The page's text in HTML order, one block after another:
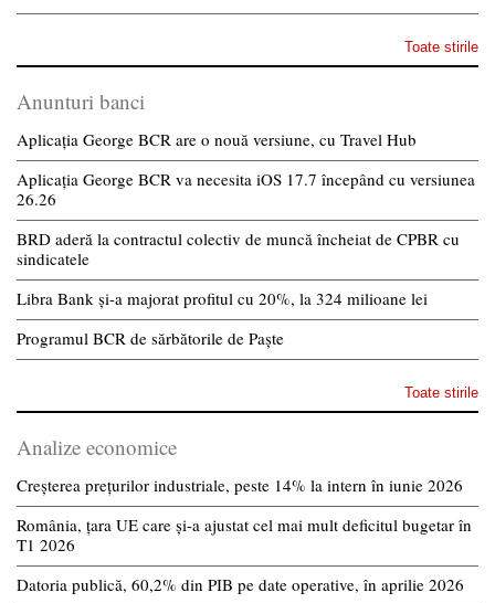
Toate stirile
Anunturi banci
Aplicația George BCR are o nouă versiune, cu Travel Hub
Aplicația George BCR va necesita iOS 17.7 începând cu versiunea
26.26
BRD aderă la contractul colectiv de muncă încheiat de CPBR cu
sindicatele
Libra Bank și-a majorat profitul cu 20%, la 324 milioane lei
Programul BCR de sărbătorile de Paște
Toate stirile
Analize economice
Creșterea prețurilor industriale, peste 14% la intern în iunie 2026
România, țara UE care și-a ajustat cel mai mult deficitul bugetar în
T1 2026
Datoria publică, 60,2% din PIB pe date operative, în aprilie 2026